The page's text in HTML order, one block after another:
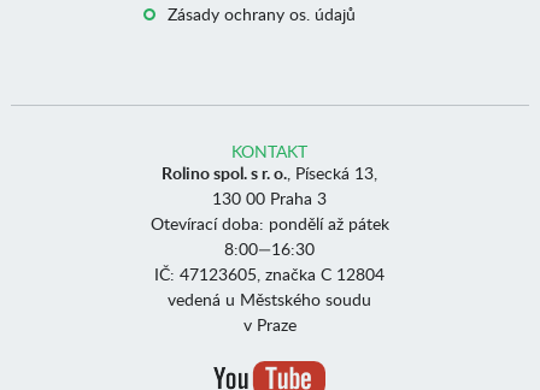
Zásady ochrany os. údajů
KONTAKT
Rolino spol. s r. o., Písecká 13,
130 00 Praha 3
Otevírací doba: pondělí až pátek
8:00—16:30
IČ: 47123605, značka C 12804
vedená u Městského soudu
v Praze